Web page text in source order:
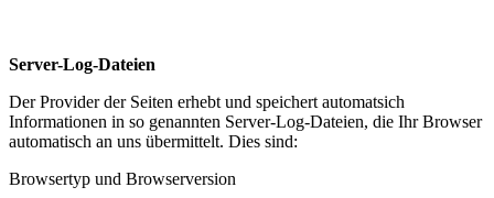
Server-Log-Dateien
Der Provider der Seiten erhebt und speichert automatsich
Informationen in so genannten Server-Log-Dateien, die Ihr Browser
automatisch an uns übermittelt. Dies sind:
Browsertyp und Browserversion